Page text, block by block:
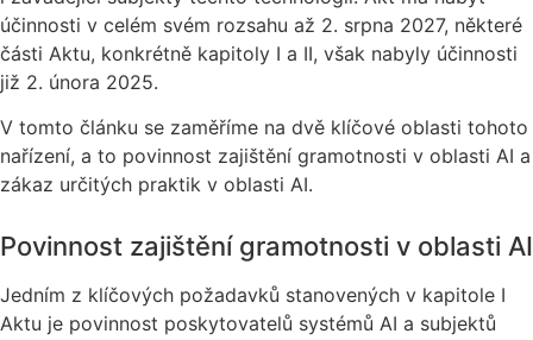
účinnosti v celém svém rozsahu až 2. srpna 2027, některé
části Aktu, konkrétně kapitoly I a II, však nabyly účinnosti
již 2. února 2025.
V tomto článku se zaměříme na dvě klíčové oblasti tohoto
nařízení, a to povinnost zajištění gramotnosti v oblasti AI a
zákaz určitých praktik v oblasti AI.
Povinnost zajištění gramotnosti v oblasti AI
Jedním z klíčových požadavků stanovených v kapitole I
Aktu je povinnost poskytovatelů systémů AI a subjektů